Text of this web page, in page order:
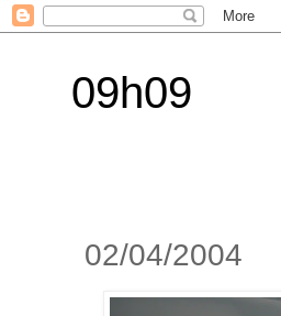
09h09
02/04/2004